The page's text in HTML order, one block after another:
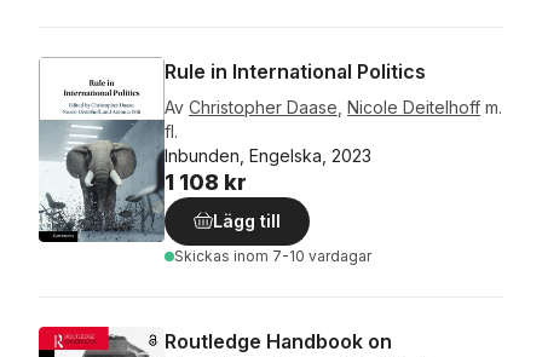
Rule in International Politics
Av Christopher Daase Nicole Deitelhoff m.
fl.
Inbunden, Engelska, 2023
1 108 kr
Lägg till
Skickas inom 7-10 vardagar
Routledge Handbook on